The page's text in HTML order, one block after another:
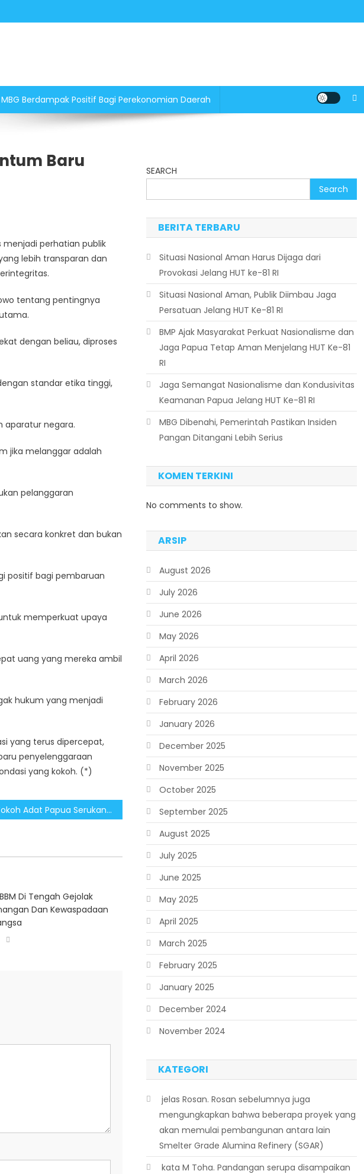
Berdampak Positif Bagi Perekonomian Daerah
Baru
perhatian publik
lebih transparan dan
tentang pentingnya
dengan beliau, diproses
standar etika tinggi,
aparatur negara.
jika melanggar adalah
pelanggaran
secara konkret dan bukan
positif bagi pembaruan
memperkuat upaya
uang yang mereka ambil
hukum yang menjadi
yang terus dipercepat,
penyelenggaraan
yang kokoh. (*)
Tokoh Adat Papua Serukan Jaga Kedamaian dan Tolak Perayaan HUT KNPB
Di Tengah Gejolak
Dan Kewaspadaan
SEARCH
Search
BERITA TERBARU
Situasi Nasional Aman Harus Dijaga dari
Provokasi Jelang HUT ke-81 RI
Situasi Nasional Aman, Publik Diimbau Jaga
Persatuan Jelang HUT Ke-81 RI
BMP Ajak Masyarakat Perkuat Nasionalisme dan
Jaga Papua Tetap Aman Menjelang HUT Ke-81
RI
Jaga Semangat Nasionalisme dan Kondusivitas
Keamanan Papua Jelang HUT Ke-81 RI
MBG Dibenahi, Pemerintah Pastikan Insiden
Pangan Ditangani Lebih Serius
KOMEN TERKINI
No comments to show.
ARSIP
August 2026
July 2026
June 2026
May 2026
April 2026
March 2026
February 2026
January 2026
December 2025
November 2025
October 2025
September 2025
August 2025
July 2025
June 2025
May 2025
April 2025
March 2025
February 2025
January 2025
December 2024
November 2024
KATEGORI
 jelas Rosan. Rosan sebelumnya juga
mengungkapkan bahwa beberapa proyek yang
akan memulai pembangunan antara lain
Smelter Grade Alumina Refinery (SGAR)
 kata M Toha. Pandangan serupa disampaikan